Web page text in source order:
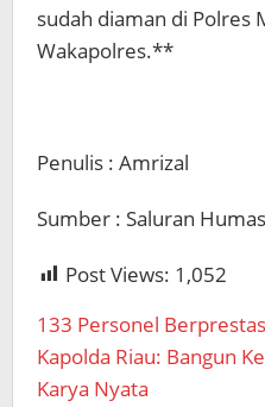
sudah diaman di Polres
Wakapolres.**
Penulis : Amrizal
Sumber : Saluran
Post Views: 1,052
133 Personel
Kapolda Riau: Bangun
Karya Nyata